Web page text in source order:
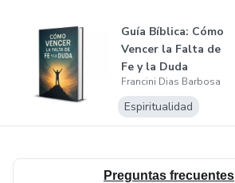
Guía Bíblica: Cómo
Vencer la Falta de
Fe y la Duda
Francini Dias Barbosa
Espiritualidad
Preguntas frecuentes